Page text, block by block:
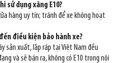
sử dụng xăng E10?
hàng uy tín; tránh để xe không hoạt
điều kiện bảo hành xe?
sản xuất, lắp ráp tại Việt Nam đều
và sẽ bán ra, không có E10 trong nội